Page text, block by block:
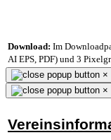
Download: Im
AI EPS, PDF) und 3
×
×